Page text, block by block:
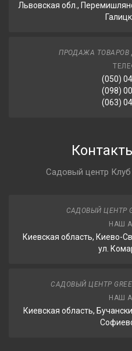
Львовская обл.,
ПРОДАЖА ТОВАРОВ
(050)
(098)
(063)
Садовый центр Клуб
САДОВЫЙ ЦЕНТР
НАШ
Киевская область, Киево-
ул.
САДОВЫЙ ЦЕНТР
НАШ
Киевская область,